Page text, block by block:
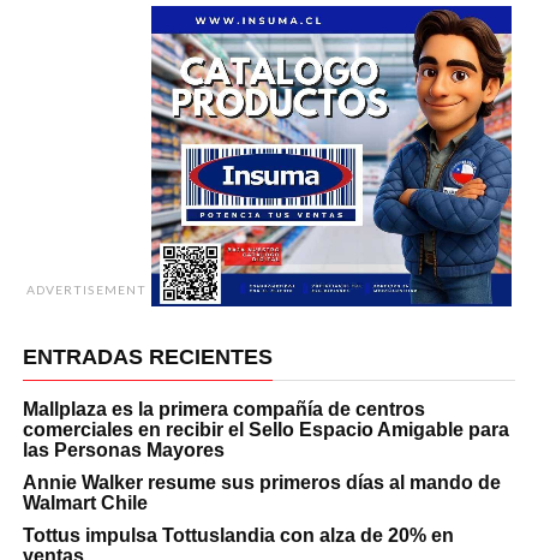
ADVERTISEMENT
ENTRADAS RECIENTES
Mallplaza es la primera compañía de centros
comerciales en recibir el Sello Espacio Amigable para
las Personas Mayores
Annie Walker resume sus primeros días al mando de
Walmart Chile
Tottus impulsa Tottuslandia con alza de 20% en
ventas